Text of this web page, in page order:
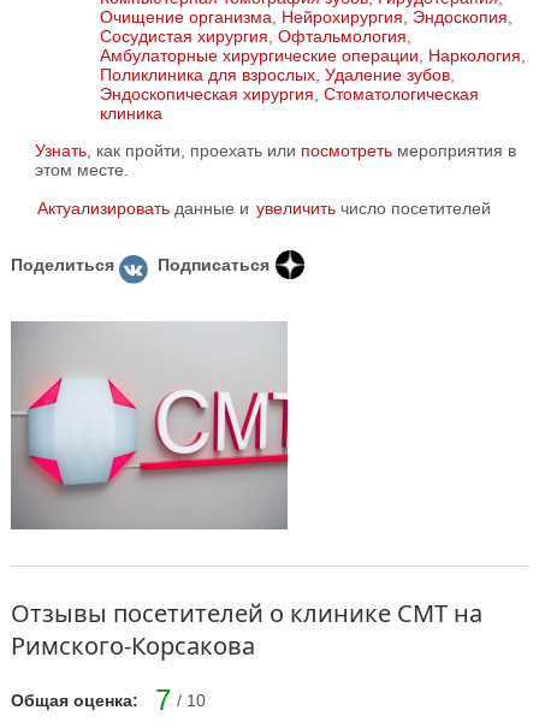
Очищение организма
Нейрохирургия Эндоскопия
Сосудистая хирургия Офтальмология
Амбулаторные хирургические операции
Наркология
Поликлиника для взрослых, Удаление зубов,
Эндоскопическая хирургия Стоматологическая
клиника
Узнать , как пройти, проехать или посмотреть мероприятия в
этом месте.
Актуализировать данные и увеличить число посетителей
Поделиться Подписаться
Отзывы посетителей о клинике СМТ на
Римского-Корсакова
Общая оценка: 7 / 10